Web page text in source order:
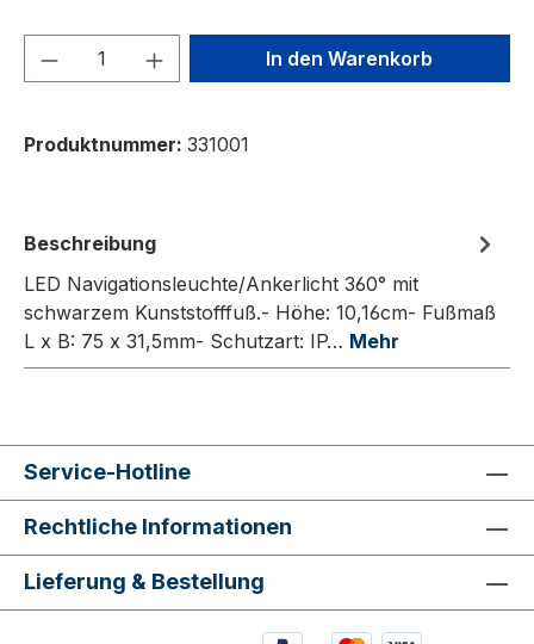
Produkt Anzahl: Gib denIn den Warenkorb
Produktnummer: 331001
Beschreibung
LED Navigationsleuchte/Ankerlicht 360° mit
schwarzem Kunststofffuß.- Höhe: 10,16cm- Fußmaß
L x B: 75 x 31,5mm- Schutzart: IP… Mehr
Service-Hotline
Rechtliche Informationen
Lieferung & Bestellung